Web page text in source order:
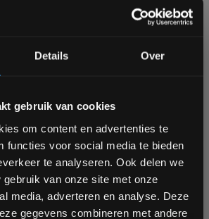
Details Over
gebruik van cookies
om content en advertenties te
functies voor social media te bieden
te analyseren. Ook delen we
gebruik van onze site met onze
media, adverteren en analyse. Deze
gegevens combineren met andere
Reconditioning.
Nog 10 stuks op voorraad
korting op je volgende
onze nieuwsbrief om op de hoogte te
nieuwe producten, deals en meer
5% korting op je eerstvolgende
aankoop! 😀